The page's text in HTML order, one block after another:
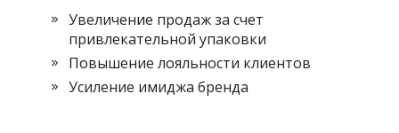
Увеличение продаж за счет
привлекательной упаковки
Повышение лояльности клиентов
Усиление имиджа бренда